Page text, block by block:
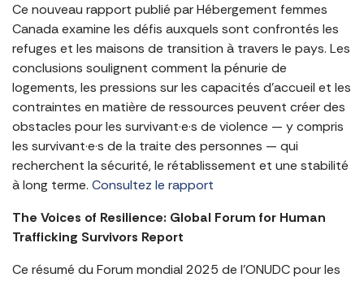
Ce nouveau rapport publié par Hébergement femmes
Canada examine les défis auxquels sont confrontés les
refuges et les maisons de transition à travers le pays. Les
conclusions soulignent comment la pénurie de
logements, les pressions sur les capacités d’accueil et les
contraintes en matière de ressources peuvent créer des
obstacles pour les survivant·e·s de violence — y compris
les survivant·e·s de la traite des personnes — qui
recherchent la sécurité, le rétablissement et une stabilité
à long terme. Consultez le rapport
The Voices of Resilience: Global Forum for Human
Trafficking Survivors Report
Ce résumé du Forum mondial 2025 de l’ONUDC pour les